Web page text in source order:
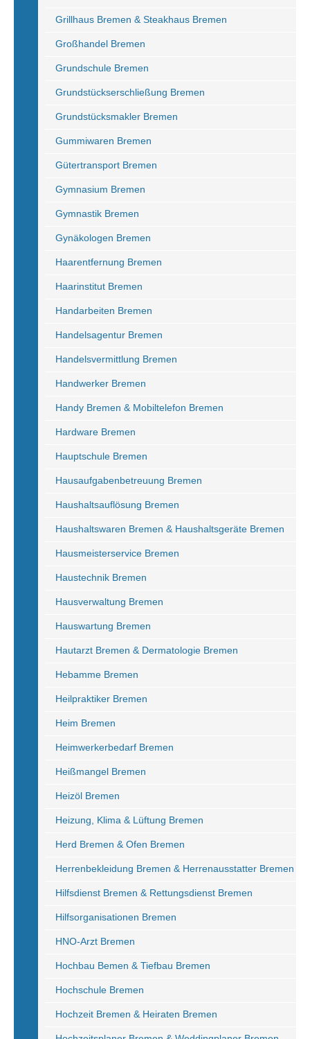
Grillhaus Bremen & Steakhaus Bremen
Großhandel Bremen
Grundschule Bremen
Grundstückserschließung Bremen
Grundstücksmakler Bremen
Gummiwaren Bremen
Gütertransport Bremen
Gymnasium Bremen
Gymnastik Bremen
Gynäkologen Bremen
Haarentfernung Bremen
Haarinstitut Bremen
Handarbeiten Bremen
Handelsagentur Bremen
Handelsvermittlung Bremen
Handwerker Bremen
Handy Bremen & Mobiltelefon Bremen
Hardware Bremen
Hauptschule Bremen
Hausaufgabenbetreuung Bremen
Haushaltsauflösung Bremen
Haushaltswaren Bremen & Haushaltsgeräte Bremen
Hausmeisterservice Bremen
Haustechnik Bremen
Hausverwaltung Bremen
Hauswartung Bremen
Hautarzt Bremen & Dermatologie Bremen
Hebamme Bremen
Heilpraktiker Bremen
Heim Bremen
Heimwerkerbedarf Bremen
Heißmangel Bremen
Heizöl Bremen
Heizung, Klima & Lüftung Bremen
Herd Bremen & Ofen Bremen
Herrenbekleidung Bremen & Herrenausstatter Bremen
Hilfsdienst Bremen & Rettungsdienst Bremen
Hilfsorganisationen Bremen
HNO-Arzt Bremen
Hochbau Bemen & Tiefbau Bremen
Hochschule Bremen
Hochzeit Bremen & Heiraten Bremen